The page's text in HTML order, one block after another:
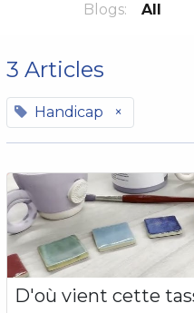
Blogs: All
3 Articles
Handicap ×
D'où vient cette